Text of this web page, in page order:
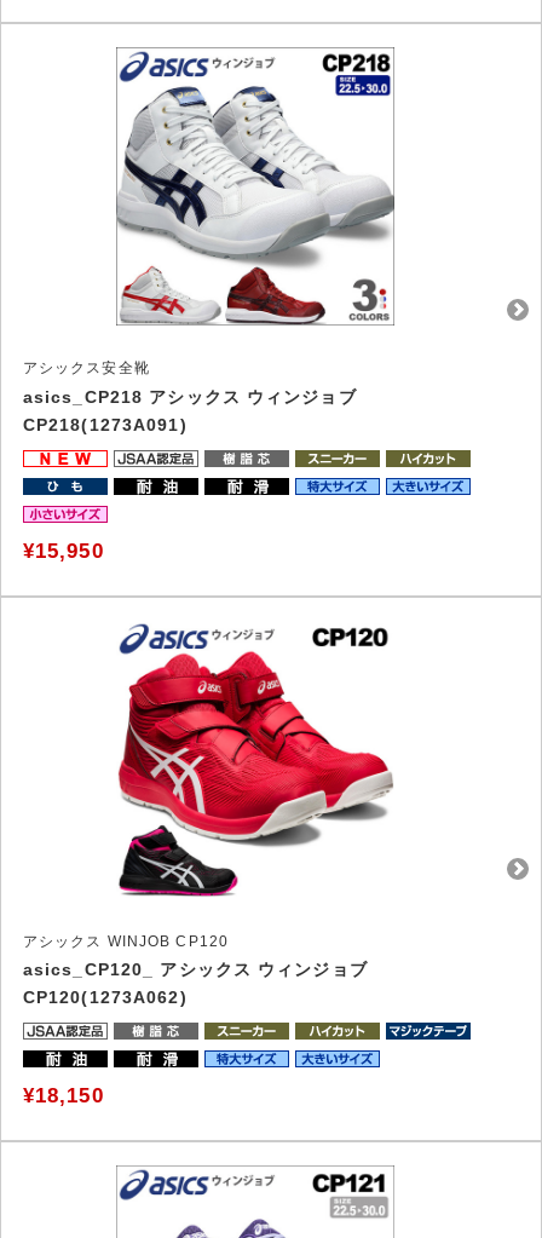
アシックス安全靴
asics_CP218 アシックス ウィンジョブ
CP218(1273A091)
¥15,950
アシックス WINJOB CP120
asics_CP120_ アシックス ウィンジョブ
CP120(1273A062)
¥18,150